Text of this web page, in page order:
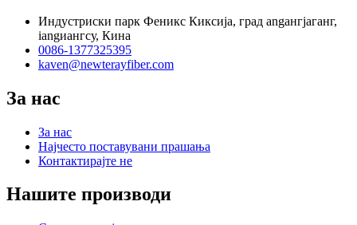
Индустриски парк Феникс Киксија, град angангјаганг,
iangиангсу, Кина
0086-1377325395
kaven@newterayfiber.com
За нас
За нас
Најчесто поставувани прашања
Контактирајте не
Нашите производи